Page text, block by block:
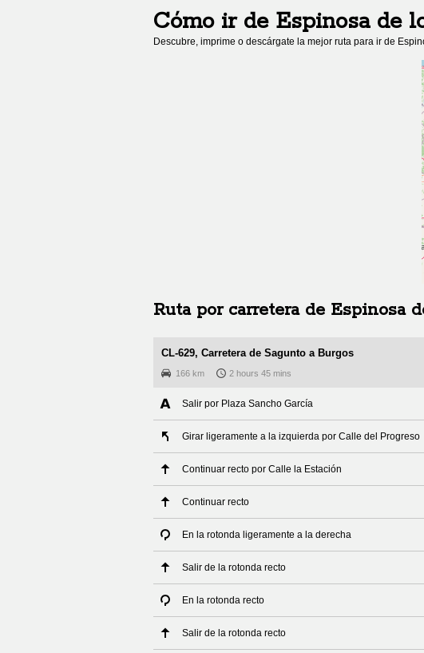
Cómo ir de Espinosa de
Descubre, imprime o descárgate la mejor ruta para ir de
Ruta por carretera de Espinosa
CL-629, Carretera de Sagunto a Burgos
166 km 2 hours 45 mins
Salir por Plaza Sancho García
Girar ligeramente a la izquierda por Calle del Progreso
Continuar recto por Calle la Estación
Continuar recto
En la rotonda ligeramente a la derecha
Salir de la rotonda recto
En la rotonda recto
Salir de la rotonda recto